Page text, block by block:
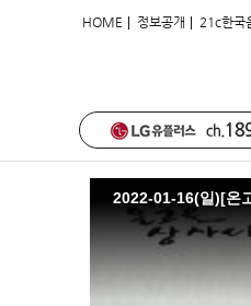
HOME | 정보공개 | 21c한국
2022-01-16(일)[온